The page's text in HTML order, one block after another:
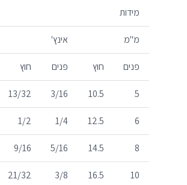
מידות
מ"מ אינץ'
פנים חוץ פנים חוץ
5
10.5
3/16
13/32
6
12.5
1/4
1/2
8
14.5
5/16
9/16
10
16.5
3/8
21/32